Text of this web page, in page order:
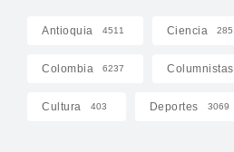
Antioquia 4511 Ciencia 285
Colombia 6237 Columnistas
Cultura 403 Deportes 3069